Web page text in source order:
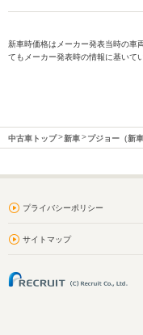
新車時価格はメーカー発表当時の車
てもメーカー発表時の情報に基いて
中古車トップ 新車 プジョー（新車
プライバシーポリシー
サイトマップ